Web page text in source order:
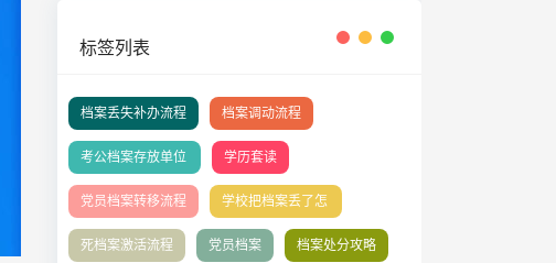
标签列表
档案丢失补办流程 档案调动流程
考公档案存放单位
填写指南
学历套读
党员档案转移流程
学校把档案丢了怎
么办理
死档案激活流程
党员档案 档案处分攻略